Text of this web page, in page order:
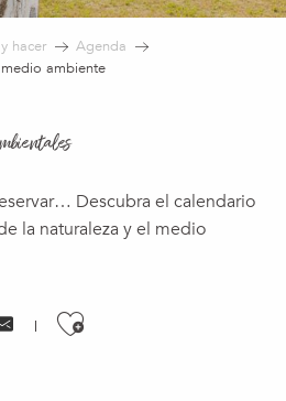
hacer
Agenda
ambiente
Descubra el calendario
la naturaleza y el medio
Ajouter aux